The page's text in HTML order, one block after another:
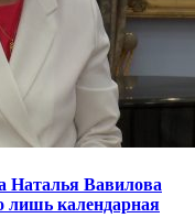
Наталья Вавилова
лишь календарная